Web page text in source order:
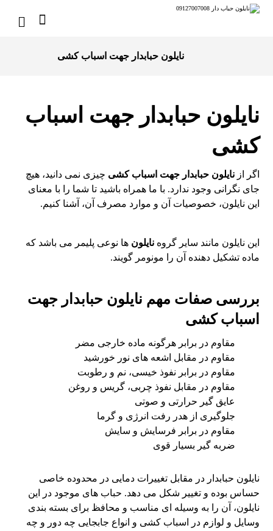
نایلون حبابدار جهت اسباب کشی
نایلون حبابدار جهت اسباب
کشی
اگر ازنایلون حبابدار جهت اسباب کشی چیزی نمی دانید، هیچ
جای نگرانی وجود ندارد. با ما همراه باشید تا شما را با معنای
این نایلون، خصوصیات آن و موارد مصرف آن، آشنا کنیم.
این نایلون مانند سایر گروهنایلون ها نوعی پلیمر می باشد که
ماده تشکیل دهنده آن را مونومر گویند.
بررسی صفات مهم نایلون حبابدار جهت
اسباب کشی
مقاوم در برابر هرگونه ماده خارجی مضر
مقاوم در مقابل اشعه های نور خورشید
مقاوم در برابر نفوذ خیسی، نم و رطوبت
مقاوم در مقابل نفوذ چربی، گریس و روغن
عایق گیر حرارتی و صوتی
جلوگیری از هدر رفت انرژی و گرما
مقاوم در برابر فرسایش و سایش
ضربه گیر بسیار قوی
نایلون حبابدار در مقابل تغییرات دمایی در محدوده خاصی
حساس بوده و تغییر شکل می دهد. حباب های موجود در این
نایلون، آن را به وسیله ای مناسب و محافظ برای بسته بندی
وسایل و لوازم در اسباب کشی و انواع جابجایی چه دور و چه